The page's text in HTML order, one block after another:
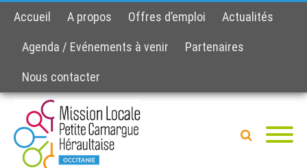
Accueil A propos Offres d’emploi Actualités
Agenda / Evénements à venir Partenaires
Nous contacter